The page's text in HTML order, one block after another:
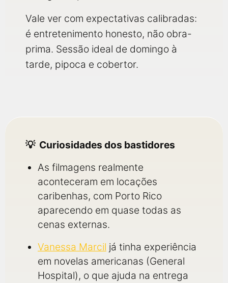
Vale ver com expectativas calibradas:
é entretenimento honesto, não obra-
prima. Sessão ideal de domingo à
tarde, pipoca e cobertor.
Curiosidades dos bastidores
As filmagens realmente
aconteceram em locações
caribenhas, com Porto Rico
aparecendo em quase todas as
cenas externas.
Vanessa Marcil já tinha experiência
em novelas americanas (General
Hospital), o que ajuda na entrega